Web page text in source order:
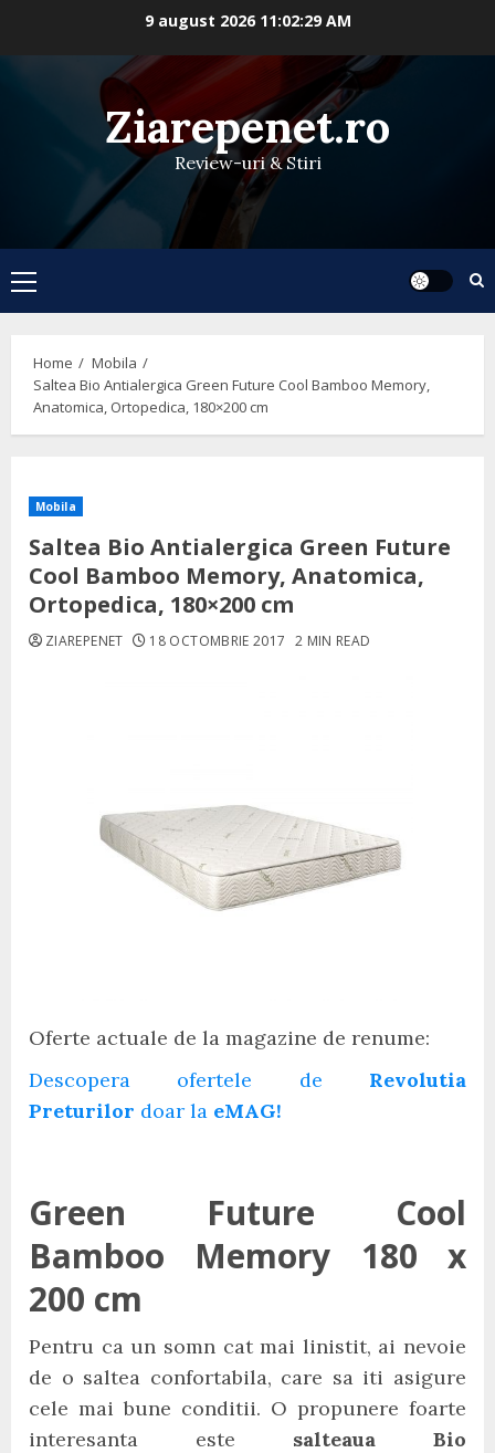
9 august 2026 11:02:29 AM
Ziarepenet.ro
Review-uri & Stiri
Primary
Menu
Home
Mobila
Saltea Bio Antialergica Green Future Cool Bamboo Memory,
Anatomica, Ortopedica, 180×200 cm
Mobila
Saltea Bio Antialergica Green Future
Cool Bamboo Memory, Anatomica,
Ortopedica, 180×200 cm
ZIAREPENET 18 OCTOMBRIE 2017 2 MIN READ
Oferte actuale de la magazine de renume:
Descopera ofertele de Revolutia
Preturilor doar la eMAG!
Green Future Cool
Bamboo Memory 180 x
200 cm
Pentru ca un somn cat mai linistit, ai nevoie
de o saltea confortabila, care sa iti asigure
cele mai bune conditii. O propunere foarte
interesanta este salteaua Bio